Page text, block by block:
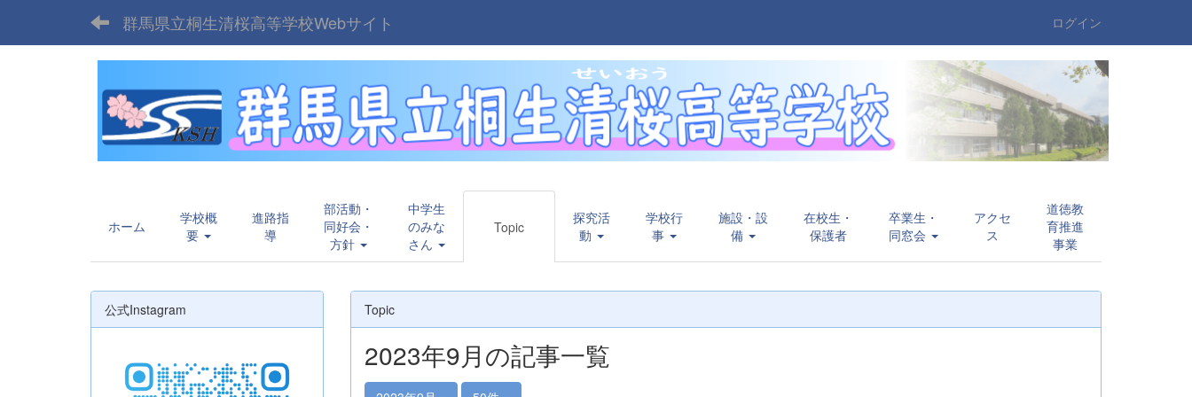
群馬県立桐生清桜高等学校Webサイト ログイン
ホーム
学校概
要
進路指
導
部活動・
同好会・
方針
中学生
のみな
さん
Topic
探究活
動
学校行
事
施設・設
備
在校生・
保護者
卒業生・
同窓会
アクセ
ス
道徳教
育推進
事業
Topic
2023年9月の記事一覧
公式Instagram